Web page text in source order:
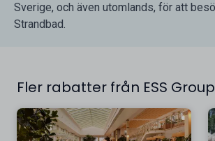
Sverige, och även utomlands, för att
Strandbad.
Fler rabatter från ESS Group